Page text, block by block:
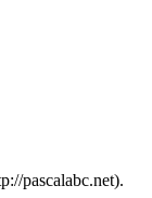
pascalabc.net).